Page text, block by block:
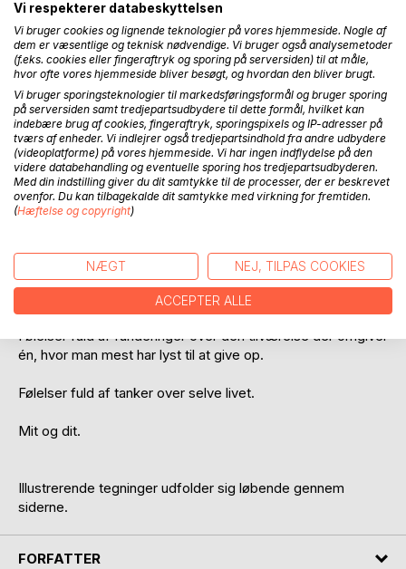
BESKRIVELSE
Digtsamlingen handler om vores følelsesmæssige
livssituationer, hvor vores hjerne kæmper med vores indre
følelser, som ingen andre har kendskab til - Usynlige.
kinderne, smil på læben. Følelser som ingen andre er herre
over, kun du kan sætte dem på plads, ignorerer eller tage
Følelser fuld af funderinger over den tilværelse der omgiver
én, hvor man mest har lyst til at give op.
Følelser fuld af tanker over selve livet.
Mit og dit.
Illustrerende tegninger udfolder sig løbende gennem
siderne.
FORFATTER
Vi respekterer databeskyttelsen
Vi bruger cookies og lignende teknologier på vores hjemmeside. Nogle af
dem er væsentlige og teknisk nødvendige. Vi bruger også analysemetoder
(f.eks. cookies eller fingeraftryk og sporing på serversiden) til at måle,
hvor ofte vores hjemmeside bliver besøgt, og hvordan den bliver brugt.
Vi bruger sporingsteknologier til markedsføringsformål og bruger sporing
på serversiden samt tredjepartsudbydere til dette formål, hvilket kan
indebære brug af cookies, fingeraftryk, sporingspixels og IP-adresser på
tværs af enheder. Vi indlejrer også tredjepartsindhold fra andre udbydere
(videoplatforme) på vores hjemmeside. Vi har ingen indflydelse på den
videre databehandling og eventuelle sporing hos tredjepartsudbyderen.
Med din indstilling giver du dit samtykke til de processer, der er beskrevet
ovenfor. Du kan tilbagekalde dit samtykke med virkning for fremtiden.
(Hæftelse og copyright)
NÆGT NEJ, TILPAS COOKIES
ACCEPTER ALLE